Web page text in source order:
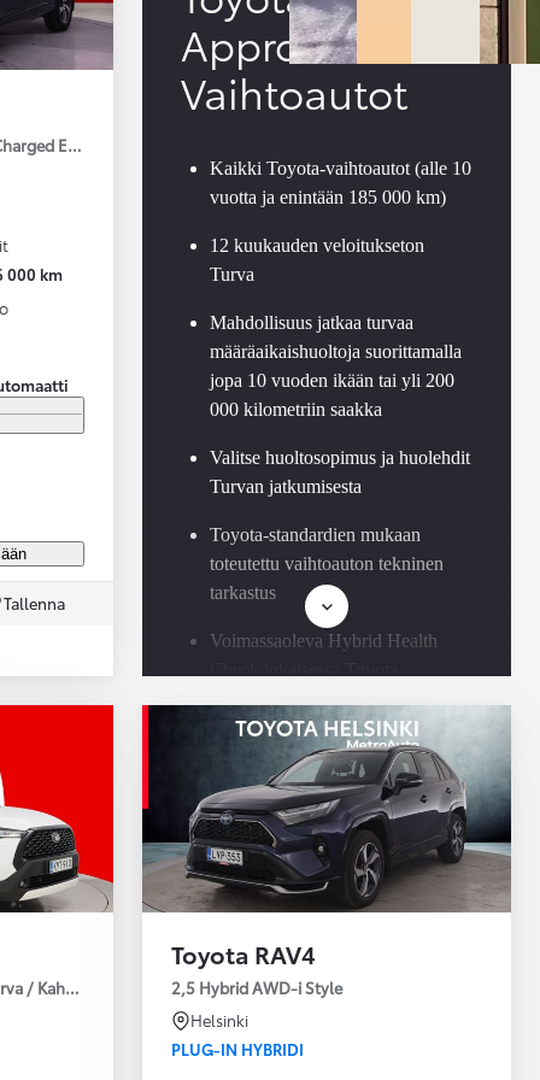
Edition
000 km
Tallenna
Approved
Vaihtoautot
Kaikki Toyota-vaihtoautot (alle 10
vuotta ja enintään 185 000 km)
12 kuukauden veloitukseton
Turva
Mahdollisuus jatkaa turvaa
määräaikaishuoltoja suorittamalla
jopa 10 vuoden ikään tai yli 200
000 kilometriin saakka
Valitse huoltosopimus ja huolehdit
Turvan jatkumisesta
Toyota-standardien mukaan
toteutettu vaihtoauton tekninen
tarkastus
Voimassaoleva Hybrid Health
Saatavilla Easy Osamaksu -
rahoitus ja Toyota Vakuutus
/ Kahdet Renkaat / Huoltokirja / Moottorinlämmitin!
Toyota RAV4
2,5 Hybrid AWD-i Style
Helsinki
PLUG-IN HYBRIDI